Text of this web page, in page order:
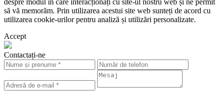
despre modul în care interacționați cu site-ul nostru web și ne permit
să vă memorăm. Prin utilizarea acestui site web sunteți de acord cu
utilizarea cookie-urilor pentru analiză și utilizări personalizate.
Accept
Contactați-ne